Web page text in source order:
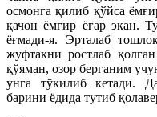
осмонга қилиб қўйса
қачон ёмғир ёғар экан.
ёғмади-я. Эрталаб
жуфтакни ростлаб
қўяман, озор берганим
унга тўкилиб кетади.
барини ёдида тутиб